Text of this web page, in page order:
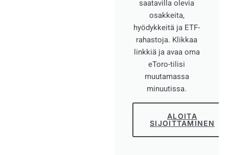
saatavilla olevia
osakkeita,
hyödykkeitä ja ETF-
rahastoja. Klikkaa
linkkiä ja avaa oma
eToro-tilisi
muutamassa
minuutissa.
ALOITA
SIJOITTAMINEN